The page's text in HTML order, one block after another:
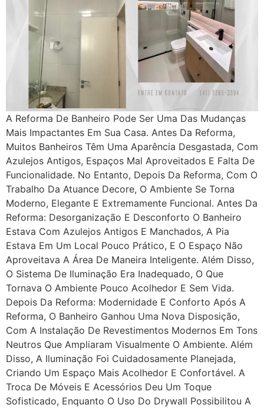
A Reforma De Banheiro Pode Ser Uma Das Mudanças
Mais Impactantes Em Sua Casa. Antes Da Reforma,
Muitos Banheiros Têm Uma Aparência Desgastada, Com
Azulejos Antigos, Espaços Mal Aproveitados E Falta De
Funcionalidade. No Entanto, Depois Da Reforma, Com O
Trabalho Da Atuance Decore, O Ambiente Se Torna
Moderno, Elegante E Extremamente Funcional. Antes Da
Reforma: Desorganização E Desconforto O Banheiro
Estava Com Azulejos Antigos E Manchados, A Pia
Estava Em Um Local Pouco Prático, E O Espaço Não
Aproveitava A Área De Maneira Inteligente. Além Disso,
O Sistema De Iluminação Era Inadequado, O Que
Tornava O Ambiente Pouco Acolhedor E Sem Vida.
Depois Da Reforma: Modernidade E Conforto Após A
Reforma, O Banheiro Ganhou Uma Nova Disposição,
Com A Instalação De Revestimentos Modernos Em Tons
Neutros Que Ampliaram Visualmente O Ambiente. Além
Disso, A Iluminação Foi Cuidadosamente Planejada,
Criando Um Espaço Mais Acolhedor E Confortável. A
Troca De Móveis E Acessórios Deu Um Toque
Sofisticado, Enquanto O Uso Do Drywall Possibilitou A